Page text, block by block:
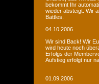
bekommt Ihr
wieder absteigt. Wir
Battles.
04.10.2006
Wir sind Back! Wir
wird heute noch
Erfolgs der
Aufstieg erfolgt nur
01.09.2006